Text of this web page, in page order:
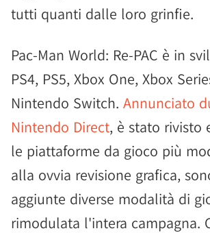
tutti quanti dalle loro grinfie.
Pac-Man World: Re-PAC è in
PS4, PS5, Xbox One, Xbox
Nintendo Switch. Annunciato
Nintendo Direct, è stato rivisto
le piattaforme da gioco più
alla ovvia revisione grafica,
aggiunte diverse modalità di
rimodulata l'intera campagna.